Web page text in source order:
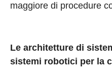
maggiore di procedure
Le architetture di
sistemi robotici per la